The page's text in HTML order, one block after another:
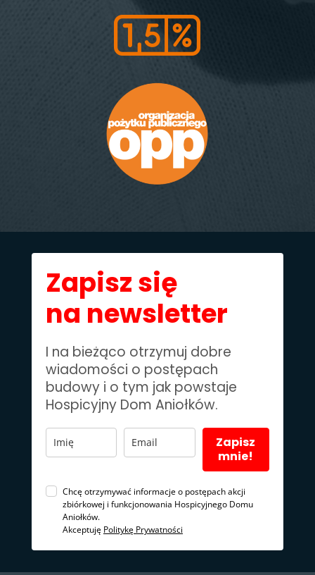
Zapisz się
na newsletter
I na bieżąco otrzymuj dobre
wiadomości o postępach
budowy i o tym jak powstaje
Hospicyjny Dom Aniołków.
Zapisz
mnie!
Chcę otrzymywać informacje o postępach akcji
zbiórkowej i funkcjonowania Hospicyjnego Domu
Aniołków.
Akceptuję Politykę Prywatności